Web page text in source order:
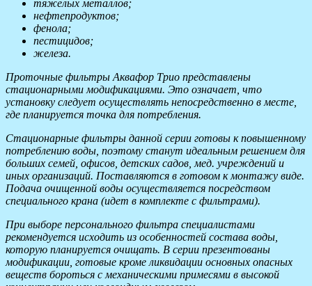
тяжелых металлов;
нефтепродуктов;
фенола;
пестицидов;
железа.
Проточные фильтры Аквафор Трио представлены
стационарными модификациями. Это означает, что
установку следует осуществлять непосредственно в месте,
где планируется точка для потребления.
Стационарные фильтры данной серии готовы к повышенному
потреблению воды, поэтому станут идеальным решением для
больших семей, офисов, детских садов, мед. учреждений и
иных организаций. Поставляются в готовом к монтажу виде.
Подача очищенной воды осуществляется посредством
специального крана (идет в комплекте с фильтрами).
При выборе персонального фильтра специалистами
рекомендуется исходить из особенностей состава воды,
которую планируется очищать. В серии презентованы
модификации, готовые кроме ликвидации основных опасных
веществ бороться с механическими примесями в высокой